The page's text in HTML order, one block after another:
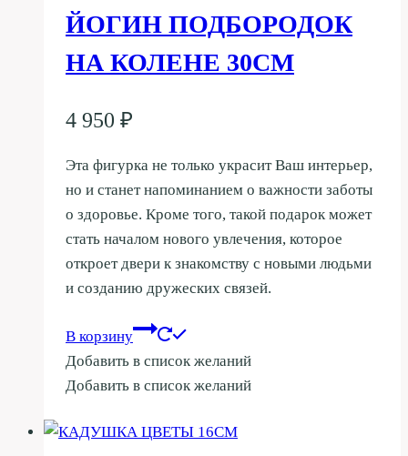
ЙОГИН ПОДБОРОДОК
НА КОЛЕНЕ 30СМ
4 950 ₽
Эта фигурка не только украсит Ваш интерьер,
но и станет напоминанием о важности заботы
о здоровье. Кроме того, такой подарок может
стать началом нового увлечения, которое
откроет двери к знакомству с новыми людьми
и созданию дружеских связей.
В корзину
Добавить в список желаний
Добавить в список желаний